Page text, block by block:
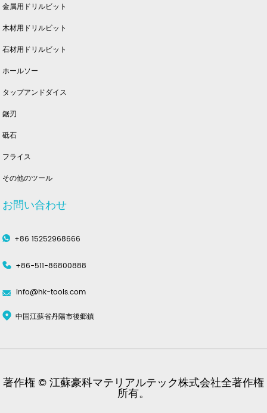
金属用ドリルビット
木材用ドリルビット
石材用ドリルビット
ホールソー
タップアンドダイス
鋸刃
砥石
フライス
その他のツール
お問い合わせ
+86 15252968666
+86-511-86800888
info@hk-tools.com
中国江蘇省丹陽市後郷鎮
著作権 © 江蘇豪科マテリアルテック株式会社全著作権
所有。